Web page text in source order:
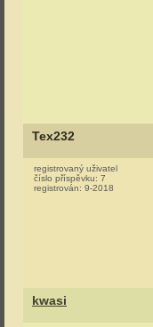
Tex232
registrovaný uživatel
číslo příspěvku: 7
registrován: 9-2018
kwasi